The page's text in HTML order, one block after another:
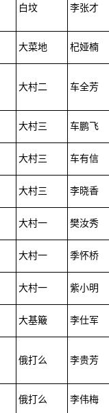
白坟 李张才
大菜地 杞娅楠
大村二 车全芳
大村三 车鹏飞
大村三 车有信
大村三 李晓香
大村一 樊汝秀
大村一 季怀桥
大村一 紫小明
大基簸 李仕军
俄打么 李贵芳
俄打么 李伟梅